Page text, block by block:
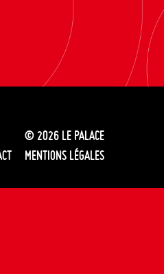
© 2026 LE PALACE
MENTIONS LÉGALES